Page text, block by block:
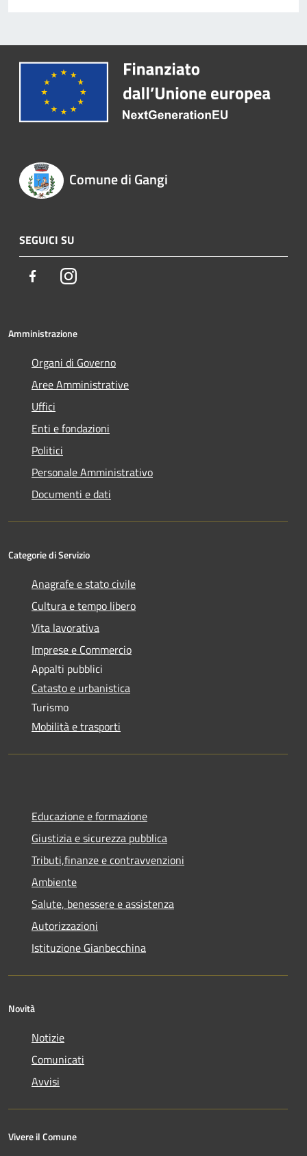
Comune di Gangi
SEGUICI SU
FacebookInstagram
Amministrazione
Organi di Governo
Aree Amministrative
Uffici
Enti e fondazioni
Politici
Personale Amministrativo
Documenti e dati
Categorie di Servizio
Anagrafe e stato civile
Cultura e tempo libero
Vita lavorativa
Imprese e Commercio
Appalti pubblici
Catasto e urbanistica
Turismo
Mobilità e trasporti
Educazione e formazione
Giustizia e sicurezza pubblica
Tributi,finanze e contravvenzioni
Ambiente
Salute, benessere e assistenza
Autorizzazioni
Istituzione Gianbecchina
Novità
Notizie
Comunicati
Avvisi
Vivere il Comune